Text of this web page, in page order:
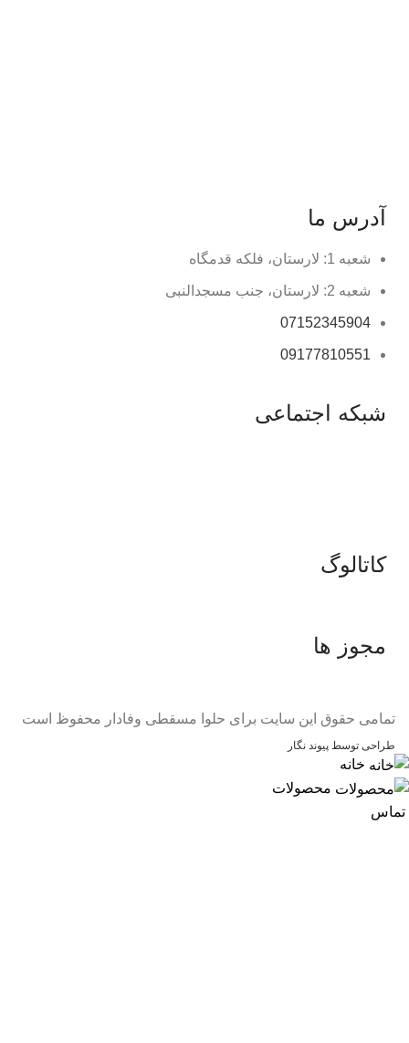
آدرس ما
شعبه 1: لارستان، فلکه قدمگاه
شعبه 2: لارستان، جنب مسجدالنبی
07152345904
09177810551
شبکه اجتماعی
کاتالوگ
مجوز ها
تمامی حقوق این سایت برای حلوا مسقطی وفادار محفوظ است
طراحی توسط پیوند نگار
خانه
محصولات
تماس